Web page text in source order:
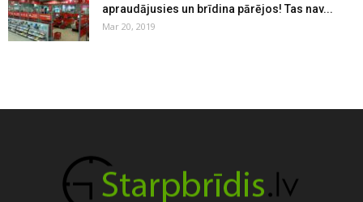
apraudājusies un brīdina pārējos! Tas nav...
Mar 20, 2019